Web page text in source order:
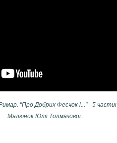
"Про Добрих Феєчок і..." - 5
Малюнок Юлії Толмачової.